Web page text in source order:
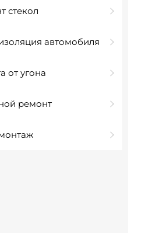
стекол
автомобиля
от угона
ремонт